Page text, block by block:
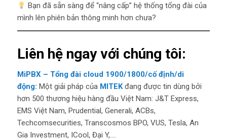
Bạn đã sẵn sàng để “nâng cấp” hệ thống tổng đài của
mình lên phiên bản thông minh hơn chưa?
Liên hệ ngay với chúng tôi:
MiPBX – Tổng đài cloud 1900/1800/cố định/di
động: Một giải pháp của MITEKđang được tin dùng bởi
hơn 500 thương hiệu hàng đầu Việt Nam: J&T Express,
EMS Việt Nam, Prudential, Generali, ACBs,
Techcomsecurities, Transcosmos BPO, VUS, Tesla, An
Gia Investment, ICool, Đại Y,….